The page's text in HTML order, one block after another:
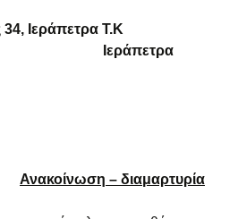
34, Ιεράπετρα Τ.Κ
Ανακοίνωση – διαμαρτυρία